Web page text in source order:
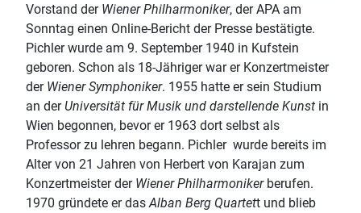
Vorstand der Wiener Philharmoniker, der APA am
Sonntag einen Online-Bericht der Presse bestätigte.
Pichler wurde am 9. September 1940 in Kufstein
geboren. Schon als 18-Jähriger war er Konzertmeister
der Wiener Symphoniker. 1955 hatte er sein Studium
an derUniversität für Musik und darstellende Kunst in
Wien begonnen, bevor er 1963 dort selbst als
Professor zu lehren begann. Pichler wurde bereits im
Alter von 21 Jahren von Herbert von Karajan zum
Konzertmeister der Wiener Philharmonikerberufen.
1970 gründete er dasAlban Berg Quartett und blieb